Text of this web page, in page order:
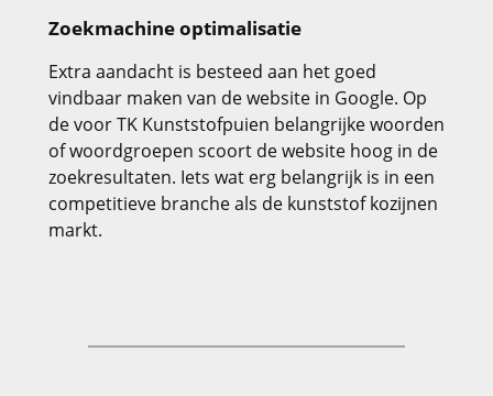
Zoekmachine optimalisatie
Extra aandacht is besteed aan het goed
vindbaar maken van de website in Google. Op
de voor TK Kunststofpuien belangrijke woorden
of woordgroepen scoort de website hoog in de
zoekresultaten. Iets wat erg belangrijk is in een
competitieve branche als de kunststof kozijnen
markt.